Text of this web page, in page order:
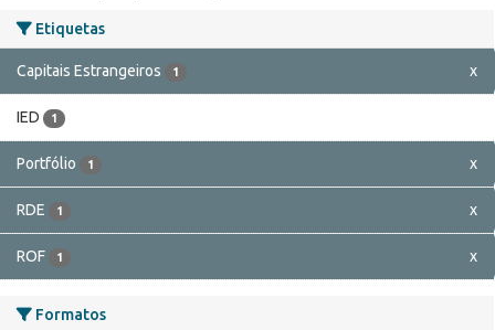
Etiquetas
Capitais Estrangeiros 1 x
IED 1
Portfólio 1 x
RDE 1 x
ROF 1 x
Formatos